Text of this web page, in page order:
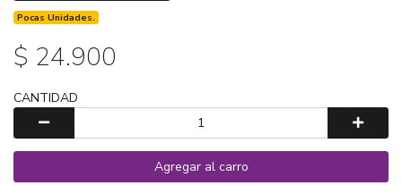
Pocas Unidades.
$ 24.900
CANTIDAD
Agregar al carro